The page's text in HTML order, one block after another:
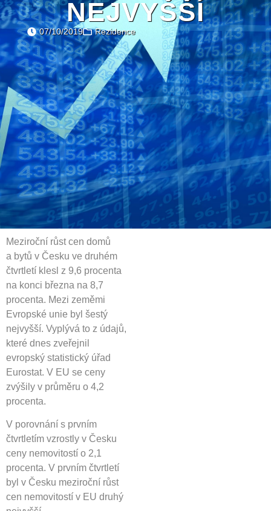
NEJVYŠŠÍ
07/10/2019 Rezidence
Meziroční růst cen domů
a bytů v Česku ve druhém
čtvrtletí klesl z 9,6 procenta
na konci března na 8,7
procenta. Mezi zeměmi
Evropské unie byl šestý
nejvyšší. Vyplývá to z údajů,
které dnes zveřejnil
evropský statistický úřad
Eurostat. V EU se ceny
zvýšily v průměru o 4,2
procenta.
V porovnání s prvním
čtvrtletím vzrostly v Česku
ceny nemovitostí o 2,1
procenta. V prvním čtvrtletí
byl v Česku meziroční růst
cen nemovitostí v EU druhý